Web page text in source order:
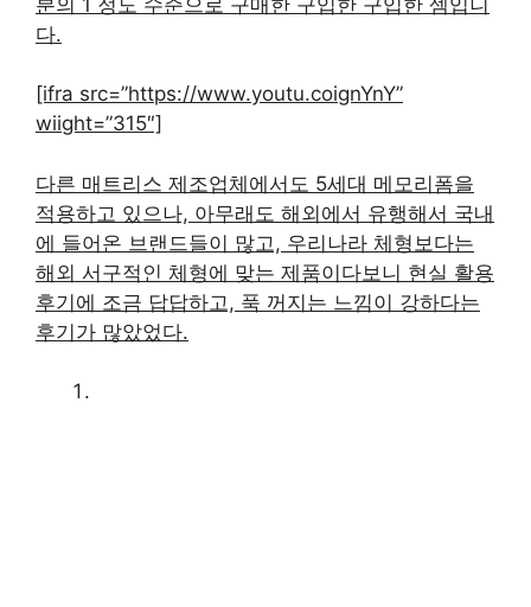
다.
[ifra src=”https://www.youtu.coignYnY”
wiight=”315″]
다른 매트리스 제조업체에서도 5세대 메모리폼을
적용하고 있으나, 아무래도 해외에서 유행해서 국내
에 들어온 브랜드들이 많고, 우리나라 체형보다는
해외 서구적인 체형에 맞는 제품이다보니 현실 활용
후기에 조금 답답하고, 푹 꺼지는 느낌이 강하다는
후기가 많았었다.